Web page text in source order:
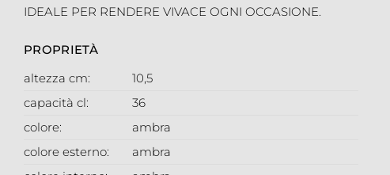
IDEALE PER RENDERE VIVACE OGNI OCCASIONE.
PROPRIETÀ
altezza cm:
10,5
capacità cl:
36
colore:
ambra
colore esterno:
ambra